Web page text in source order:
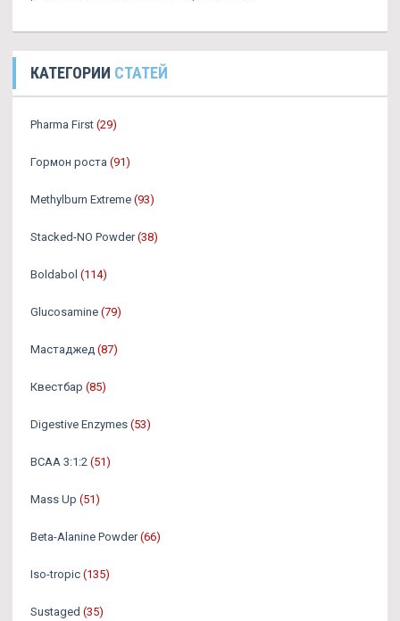
КАТЕГОРИИ СТАТЕЙ
Pharma First (29)
Гормон роста (91)
Methylburn Extreme (93)
Stacked-NO Powder (38)
Boldabol (114)
Glucosamine (79)
Мастаджед (87)
Квестбар (85)
Digestive Enzymes (53)
BCAA 3:1:2 (51)
Mass Up (51)
Beta-Alanine Powder (66)
Iso-tropic (135)
Sustaged (35)